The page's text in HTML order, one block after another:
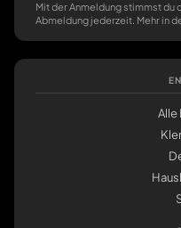
Mit der Anmeldung stimmst du
Abmeldung jederzeit. Mehr in
Alle